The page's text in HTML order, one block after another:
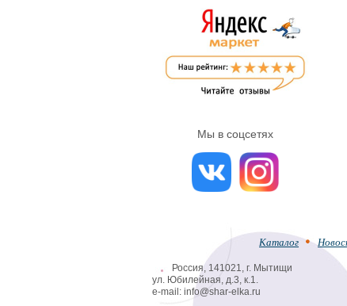
Мы в соцсетях
Каталог
Россия, 141021, г. Мытищи
ул. Юбилейная, д.3, к.1.
e-mail: info@shar-elka.ru